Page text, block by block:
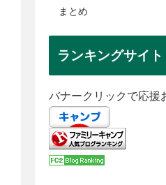
まとめ
ランキングサイト
バナークリックで応援